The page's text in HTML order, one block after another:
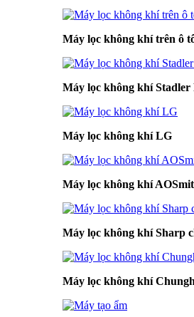
Máy lọc không khí trên ô
Máy lọc không khí Stadler
Máy lọc không khí LG
Máy lọc không khí
Máy lọc không khí Sharp
Máy lọc không khí